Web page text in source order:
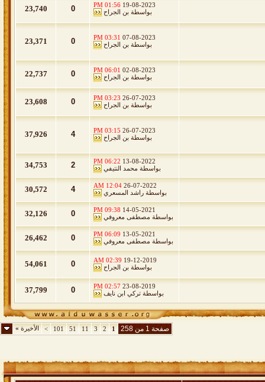
19-08-2023
01:56 PM
بواسطة بن الجراح 0
23,740
07-08-2023
03:31 PM
بواسطة بن الجراح 0
23,371
02-08-2023
06:01 PM
بواسطة بن الجراح 0
22,737
26-07-2023
03:23 PM
بواسطة بن الجراح 0
23,608
26-07-2023
03:15 PM
بواسطة بن الجراح 4
37,926
13-08-2022
06:22 PM
بواسطة محمد النتيفي 2
34,753
26-07-2022
12:04 AM
بواسطة راشد المسعري 4
30,572
14-05-2021
09:38 PM
بواسطة مصطفى معروفي 0
32,126
13-05-2021
06:09 PM
بواسطة مصطفى معروفي 0
26,462
19-12-2019
02:39 AM
بواسطة بن الجراح 0
54,061
23-08-2019
02:57 PM
بواسطة تركي ابن نايف 0
37,799
صفحة 1 من 258 1
2
3
11
51
101
> الأخيرة»